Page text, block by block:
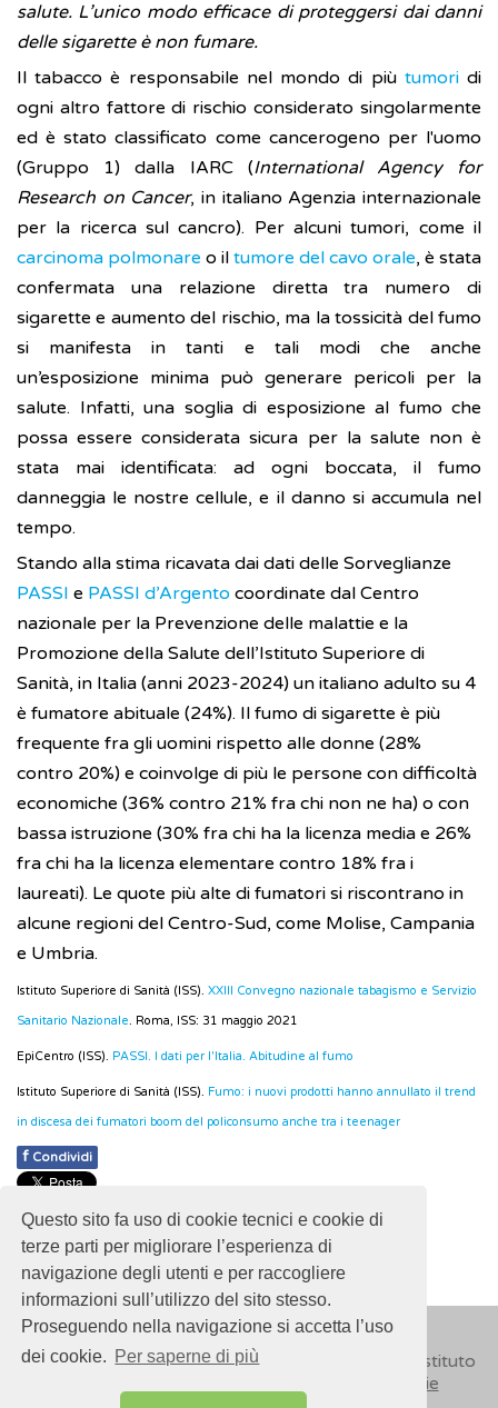
Questo sito fa uso di cookie tecnici e cookie di
terze parti per migliorare l’esperienza di
navigazione degli utenti e per raccogliere
informazioni sull’utilizzo del sito stesso.
Proseguendo nella navigazione si accetta l’uso
dei cookie. Per saperne di più
salute. L’unico modo efficace di proteggersi dai danni
delle sigarette è non fumare.
Il tabacco è responsabile nel mondo di più tumoridi
ogni altro fattore di rischio considerato singolarmente
ed è stato classificato come cancerogeno per l'uomo
(Gruppo 1) dalla IARC (International Agency for
Research on Cancer, in italiano Agenzia internazionale
per la ricerca sul cancro). Per alcuni tumori, come il
carcinoma polmonare o il tumore del cavo orale, è stata
confermata una relazione diretta tra numero di
sigarette e aumento del rischio, ma la tossicità del fumo
si manifesta in tanti e tali modi che anche
un’esposizione minima può generare pericoli per la
salute. Infatti, una soglia di esposizione al fumo che
possa essere considerata sicura per la salute non è
stata mai identificata: ad ogni boccata, il fumo
danneggia le nostre cellule, e il danno si accumula nel
tempo.
Stando alla stima ricavata dai dati delle Sorveglianze
PASSI e PASSI d’Argento coordinate dal Centro
nazionale per la Prevenzione delle malattie e la
Promozione della Salute dell’Istituto Superiore di
Sanità, in Italia (anni 2023-2024) un italiano adulto su 4
è fumatore abituale (24%). Il fumo di sigarette è più
frequente fra gli uomini rispetto alle donne (28%
contro 20%) e coinvolge di più le persone con difficoltà
economiche (36% contro 21% fra chi non ne ha) o con
bassa istruzione (30% fra chi ha la licenza media e 26%
fra chi ha la licenza elementare contro 18% fra i
laureati). Le quote più alte di fumatori si riscontrano in
alcune regioni del Centro-Sud, come Molise, Campania
e Umbria.
Istituto Superiore di Sanità (ISS). XXIII Convegno nazionale tabagismo e Servizio
Sanitario Nazionale. Roma, ISS: 31 maggio 2021
EpiCentro (ISS). PASSI. I dati per l'Italia. Abitudine al fumo
Istituto Superiore di Sanità (ISS). Fumo: i nuovi prodotti hanno annullato il trend
in discesa dei fumatori boom del policonsumo anche tra i teenager
f Condividi
Pubblicato: 28 Febbraio 2018
- Ultimo aggiornamento: 13 Maggio 2026
© 2018ISSalute - Sito sviluppato e gestito dall’Istituto
Cookie